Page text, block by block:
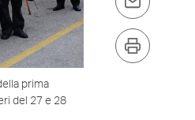
prima
del 27 e 28